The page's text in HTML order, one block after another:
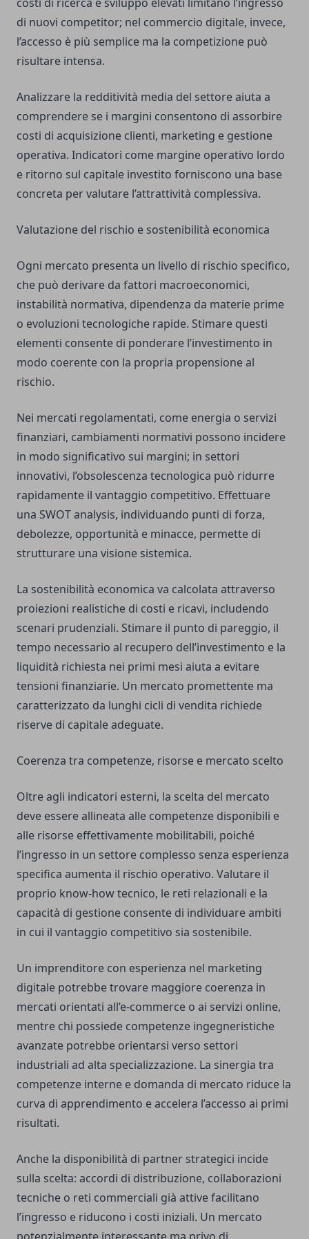
di nuovi competitor; nel commercio digitale, invece,
l’accesso è più semplice ma la competizione può
risultare intensa.
Analizzare la redditività media del settore aiuta a
comprendere se i margini consentono di assorbire
costi di acquisizione clienti, marketing e gestione
operativa. Indicatori come margine operativo lordo
e ritorno sul capitale investito forniscono una base
concreta per valutare l’attrattività complessiva.
Valutazione del rischio e sostenibilità economica
Ogni mercato presenta un livello di rischio specifico,
che può derivare da fattori macroeconomici,
instabilità normativa, dipendenza da materie prime
o evoluzioni tecnologiche rapide. Stimare questi
elementi consente di ponderare l’investimento in
modo coerente con la propria propensione al
rischio.
Nei mercati regolamentati, come energia o servizi
finanziari, cambiamenti normativi possono incidere
in modo significativo sui margini; in settori
innovativi, l’obsolescenza tecnologica può ridurre
rapidamente il vantaggio competitivo. Effettuare
una SWOT analysis, individuando punti di forza,
debolezze, opportunità e minacce, permette di
strutturare una visione sistemica.
La sostenibilità economica va calcolata attraverso
proiezioni realistiche di costi e ricavi, includendo
scenari prudenziali. Stimare il punto di pareggio, il
tempo necessario al recupero dell’investimento e la
liquidità richiesta nei primi mesi aiuta a evitare
tensioni finanziarie. Un mercato promettente ma
caratterizzato da lunghi cicli di vendita richiede
riserve di capitale adeguate.
Coerenza tra competenze, risorse e mercato scelto
Oltre agli indicatori esterni, la scelta del mercato
deve essere allineata alle competenze disponibili e
alle risorse effettivamente mobilitabili, poiché
l’ingresso in un settore complesso senza esperienza
specifica aumenta il rischio operativo. Valutare il
proprio know-how tecnico, le reti relazionali e la
capacità di gestione consente di individuare ambiti
in cui il vantaggio competitivo sia sostenibile.
Un imprenditore con esperienza nel marketing
digitale potrebbe trovare maggiore coerenza in
mercati orientati all’e-commerce o ai servizi online,
mentre chi possiede competenze ingegneristiche
avanzate potrebbe orientarsi verso settori
industriali ad alta specializzazione. La sinergia tra
competenze interne e domanda di mercato riduce la
curva di apprendimento e accelera l’accesso ai primi
risultati.
Anche la disponibilità di partner strategici incide
sulla scelta: accordi di distribuzione, collaborazioni
tecniche o reti commerciali già attive facilitano
l’ingresso e riducono i costi iniziali. Un mercato